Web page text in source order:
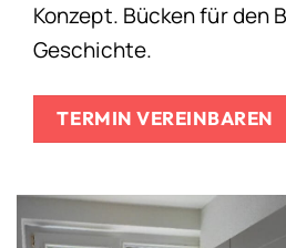
Konzept. Bücken für den
Geschichte.
TERMIN VEREINBAREN